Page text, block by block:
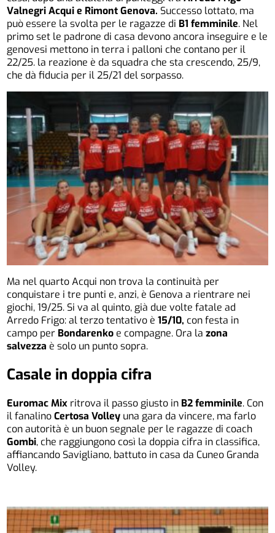
Valnegri Acqui e Rimont Genova. Successo lottato, ma
può essere la svolta per le ragazze di B1 femminile. Nel
primo set le padrone di casa devono ancora inseguire e le
genovesi mettono in terra i palloni che contano per il
22/25. la reazione è da squadra che sta crescendo, 25/9,
che dà fiducia per il 25/21 del sorpasso.
Ma nel quarto Acqui non trova la continuità per
conquistare i tre punti e, anzi, è Genova a rientrare nei
giochi, 19/25. Si va al quinto, già due volte fatale ad
Arredo Frigo: al terzo tentativo è15/10, con festa in
campo per Bondarenko e compagne. Ora lazona
salvezza è solo un punto sopra.
Casale in doppia cifra
Euromac Mix ritrova il passo giusto in B2 femminile. Con
il fanalinoCertosa Volley una gara da vincere, ma farlo
con autorità è un buon segnale per le ragazze di coach
Gombi, che raggiungono così la doppia cifra in classifica,
affiancando Savigliano, battuto in casa da Cuneo Granda
Volley.